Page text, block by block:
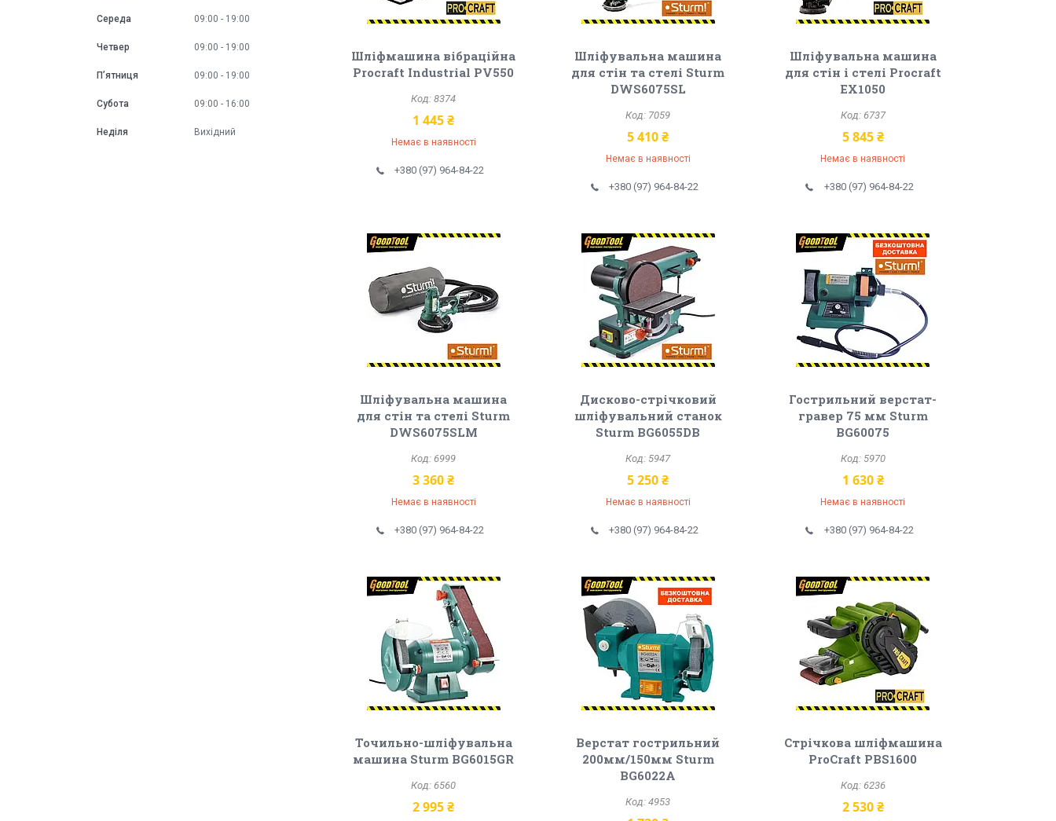
Шліфмашина вібраційна
Procraft Industrial PV550
8374
1 445 ₴
Немає в наявності
+380 (97) 964-84-22
Шліфувальна машина
для стін та стелі Sturm
DWS6075SL
7059
5 410 ₴
Немає в наявності
+380 (97) 964-84-22
Шліфувальна машина
для стін і стелі Procraft
EX1050
6737
5 845 ₴
Немає в наявності
+380 (97) 964-84-22
Шліфувальна машина
для стін та стелі Sturm
DWS6075SLM
6999
3 360 ₴
Немає в наявності
+380 (97) 964-84-22
Дисково-стрічковий
шліфувальний станок
Sturm BG6055DB
5947
5 250 ₴
Немає в наявності
+380 (97) 964-84-22
Гострильний верстат-
гравер 75 мм Sturm
BG60075
5970
1 630 ₴
Немає в наявності
+380 (97) 964-84-22
Точильно-шліфувальна
машина Sturm BG6015GR
6560
2 995 ₴
Верстат гострильний
200мм/150мм Sturm
BG6022A
4953
Стрічкова шліфмашина
ProCraft PBS1600
6236
2 530 ₴
Середа 09:00 19:00
Четвер 09:00 19:00
Пʼятниця 09:00 19:00
Субота 09:00 16:00
Неділя Вихідний